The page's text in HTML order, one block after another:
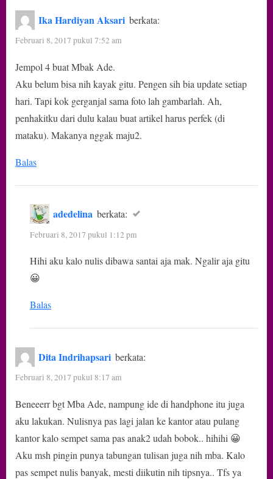
Ika Hardiyan Aksari berkata:
Februari 8, 2017 pukul 7:52 am
Jempol 4 buat Mbak Ade.
Aku belum bisa nih kayak gitu. Pengen sih bia update setiap
hari. Tapi kok gerganjal sama foto lah gambarlah. Ah,
penhakitku dari dulu kalau buat artikel harus perfek (di
mataku). Makanya nggak maju2.
Balas
adedelina berkata:
Februari 8, 2017 pukul 1:12 pm
Hihi aku kalo nulis dibawa santai aja mak. Ngalir aja gitu
😀
Balas
Dita Indrihapsari berkata:
Februari 8, 2017 pukul 8:17 am
Beneeerr bgt Mba Ade, nampung ide di handphone itu juga
aku lakukan. Nulisnya pas lagi jalan ke kantor atau pulang
kantor kalo sempet sama pas anak2 udah bobok.. hihihi 😀
Aku msh pingin punya tabungan tulisan juga nih mba. Kalo
pas sempet nulis banyak, mesti diikutin nih tipsnya.. Tfs ya